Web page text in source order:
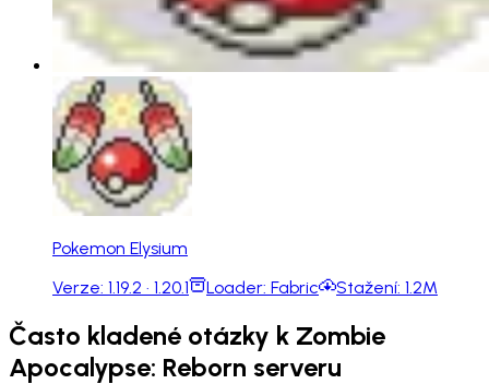
Pokemon Elysium
Verze: 1.19.2 · 1.20.1 Loader: Fabric Stažení: 1.2M
Často kladené otázky k Zombie
Apocalypse: Reborn serveru